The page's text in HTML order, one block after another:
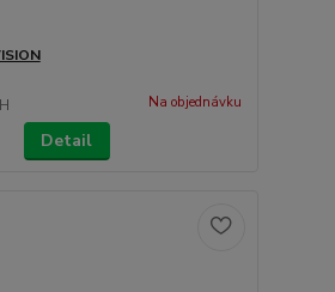
Na objednávku
Detail